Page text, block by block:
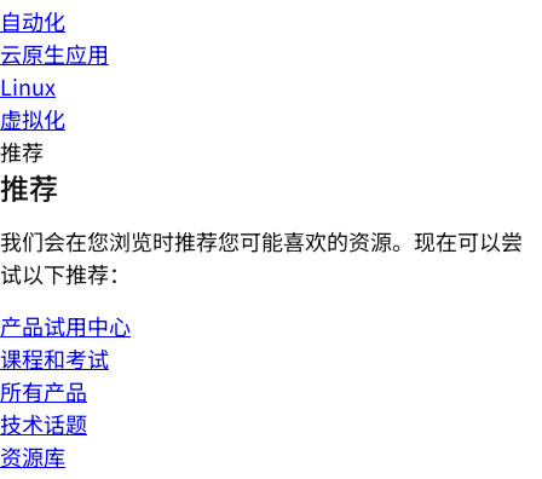
自动化
云原生应用
Linux
虚拟化
推荐
推荐
我们会在您浏览时推荐您可能喜欢的资源。现在可以尝
试以下推荐：
产品试用中心
课程和考试
所有产品
技术话题
资源库